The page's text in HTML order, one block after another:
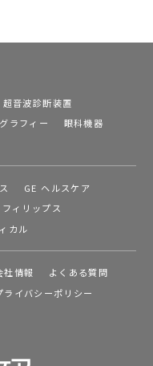
超音波診断装置
ラフィー
眼科機器
GE ヘルスケア
フィリップス
カル
社情報
よくある質問
ライバシーポリシー